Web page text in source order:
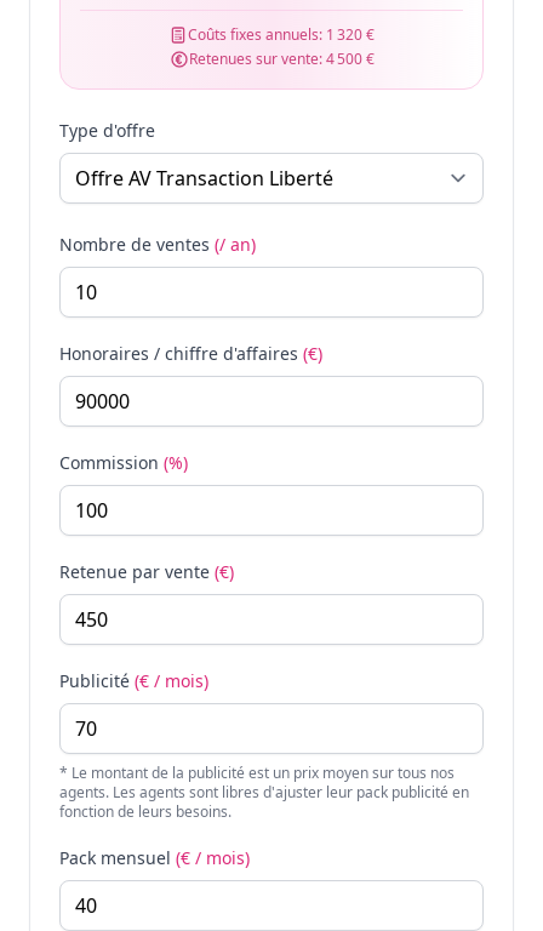
Coûts fixes annuels: 1 320 €
Retenues sur vente:4 500 €
Type d'offre
Nombre de ventes (/ an)
Honoraires / chiffre d'affaires (€)
Commission (%)
Retenue par vente (€)
Publicité (€ / mois)
* Le montant de la publicité est un prix moyen sur tous nos
agents. Les agents sont libres d'ajuster leur pack publicité en
fonction de leurs besoins.
Pack mensuel (€ / mois)